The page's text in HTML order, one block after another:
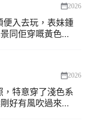
2026
便入去玩，表妹鍾
同佢穿嘅黃色...
2026
特意穿了淺色系
好有風吹過來...